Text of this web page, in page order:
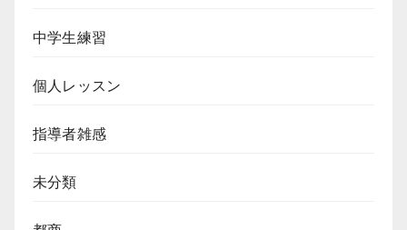
中学生練習
個人レッスン
指導者雑感
未分類